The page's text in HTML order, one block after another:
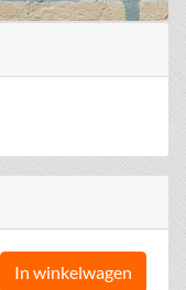
In winkelwagen